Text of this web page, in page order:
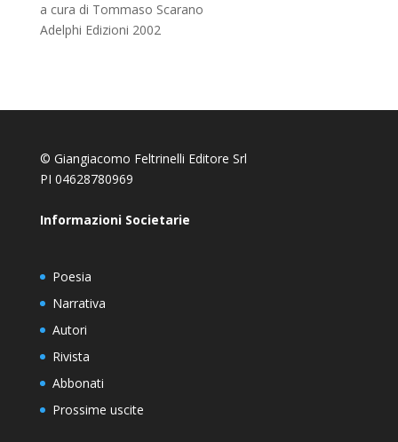
a cura di Tommaso Scarano
Adelphi Edizioni 2002
© Giangiacomo Feltrinelli Editore Srl
PI 04628780969
Informazioni Societarie
Poesia
Narrativa
Autori
Rivista
Abbonati
Prossime uscite